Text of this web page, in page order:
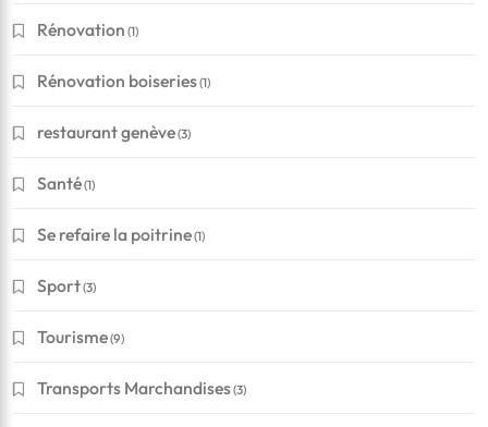
Rénovation (1)
Rénovation boiseries(1)
restaurant genève(3)
Santé(1)
Se refaire la poitrine(1)
Sport(3)
Tourisme(9)
Transports Marchandises(3)
Conseils pour réussir à obtenir un crédit en Suisse